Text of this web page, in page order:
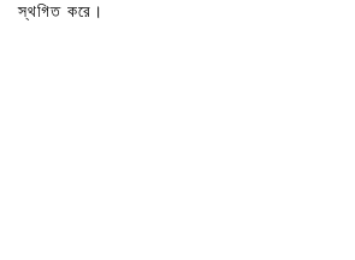
স্থগিত করে।